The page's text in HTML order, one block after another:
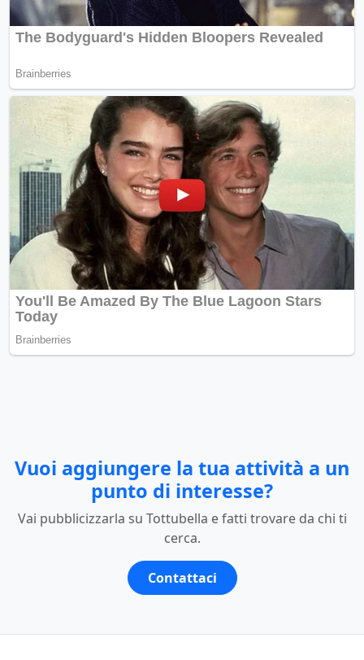
Vuoi aggiungere la tua attività a un
punto di interesse?
Vai pubblicizzarla su Tottubella e fatti trovare da chi ti
cerca.
Contattaci